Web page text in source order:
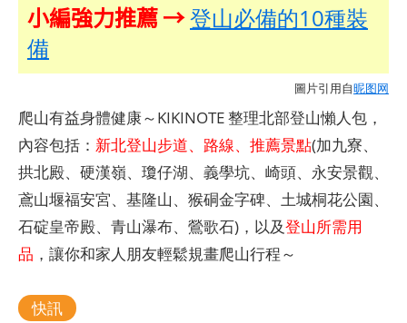
小編強力推薦 →登山必備的10種裝
備
圖片引用自昵图网
爬山有益身體健康～KIKINOTE 整理北部登山懶人包，
內容包括： 新北登山步道、路線、推薦景點(加九寮、
拱北殿、硬漢嶺、瓊仔湖、義學坑、崎頭、永安景觀、
鳶山堰福安宮、基隆山、猴硐金字碑、土城桐花公園、
石碇皇帝殿、青山瀑布、鶯歌石)，以及登山所需用
品 ，讓你和家人朋友輕鬆規畫爬山行程～
快訊